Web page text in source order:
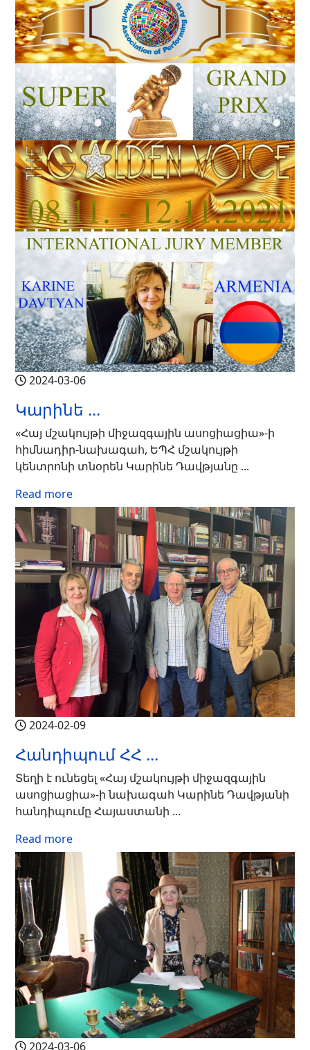
2024-03-06
Կարինե ...
«Հայ մշակույթի միջազգային ասոցիացիա»-ի
հիմնադիր-նախագահ, ԵՊՀ մշակույթի
կենտրոնի տնօրեն Կարինե Դավթյանը ...
Read more
2024-02-09
Հանդիպում ՀՀ ...
Տեղի է ունեցել «Հայ մշակույթի միջազգային
ասոցիացիա»-ի նախագահ Կարինե Դավթյանի
հանդիպումը Հայաստանի ...
Read more
2024-03-06